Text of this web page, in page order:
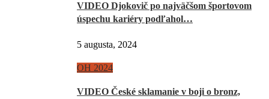
VIDEO Djokovič po najväčšom športovom
úspechu kariéry podľahol…
5 augusta, 2024
OH 2024
VIDEO České sklamanie v boji o bronz,